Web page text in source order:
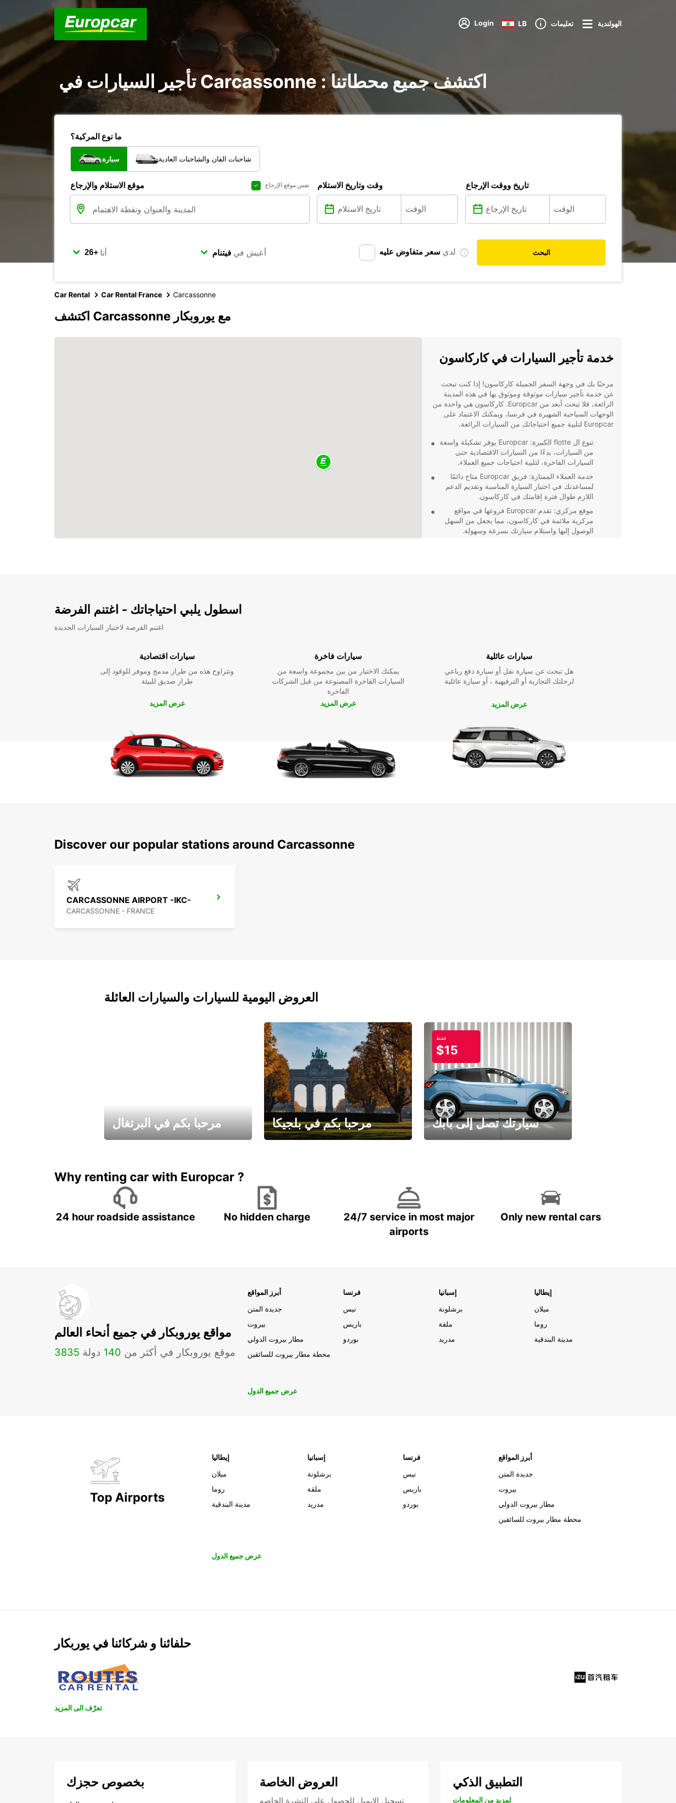
Login LB تعليمات الهولندية
تأجير السيارات في Carcassonne : اكتشف جميع محطاتنا
ما نوع المركبة؟
سيارة شاحنات الفان والشاحنات العادية
موقع الاستلام والإرجاع نفس موقع الإرجاع وقت وتاريخ الاستلام تاريخ ووقت الإرجاع
أنا أعيش في لدي سعر متفاوض عليه البحث
Car Rental Car Rental France Carcassonne
اكتشف Carcassonne مع يوروبكار
خدمة تأجير السيارات في كاركاسون
مرحبًا بك في وجهة السفر الجميلة كاركاسون! إذا كنت تبحث
عن خدمة تأجير سيارات موثوقة وموثوق بها في هذه المدينة
الرائعة، فلا تبحث أبعد من Europcar. كاركاسون هي واحدة من
الوجهات السياحية الشهيرة في فرنسا، ويمكنك الاعتماد على
Europcar لتلبية جميع احتياجاتك من السيارات الرائعة.
تنوع ال flotte الكبيرة: Europcar يوفر تشكيلة واسعة
من السيارات، بدءًا من السيارات الاقتصادية حتى
السيارات الفاخرة، لتلبية احتياجات جميع العملاء.
خدمة العملاء الممتازة: فريق Europcar متاح دائمًا
لمساعدتك في اختيار السيارة المناسبة وتقديم الدعم
اللازم طوال فترة إقامتك في كاركاسون.
موقع مركزي: تقدم Europcar فروعها في مواقع
مركزية ملائمة في كاركاسون، مما يجعل من السهل
الوصول إليها واستلام سيارتك بسرعة وسهولة.
اسطول يلبي احتياجاتك - اغتنم الفرضة
اغتنم الفرصة لاختبار السيارات الجديدة
سيارات اقتصادية
وتتراوح هذه من طراز مدمج وموفر للوقود إلى
طراز صديق للبيئة
عرض المزيد
سيارات فاخرة
يمكنك الاختيار من بين مجموعة واسعة من
السيارات الفاخرة المصنوعة من قبل الشركات
الفاخرة
عرض المزيد
سيارات عائلية
هل تبحث عن سيارة نقل أو سيارة دفع رباعي
لرحلتك التجارية أو الترفيهية ، أو سيارة عائلية
عرض المزيد
Discover our popular stations around Carcassonne
CARCASSONNE AIRPORT -IKC-
CARCASSONNE - FRANCE
العروض اليومية للسيارات والسيارات العائلة
مرحبا بكم في البرتغال مرحبا بكم في بلجيكا
فقط
$15
سيارتك تصل إلى بابك
Why renting car with Europcar ?
24 hour roadside assistance No hidden charge
24/7 service in most major
airports
Only new rental cars
مواقع يوروبكار في جميع أنحاء العالم
3835 موقع يوروبكار في أكثر من 140 دولة
أبرز المواقع
جديدة المتن
بيروت
مطار بيروت الدولي
محطة مطار بيروت للسائقين
فرنسا
نيس
باريس
بوردو
إسبانيا
برشلونة
ملقة
مدريد
إيطاليا
ميلان
روما
مدينة البندقية
عرض جميع الدول
Top Airports
إيطاليا
ميلان
روما
مدينة البندقية
إسبانيا
برشلونة
ملقة
مدريد
فرنسا
نيس
باريس
بوردو
أبرز المواقع
جديدة المتن
بيروت
مطار بيروت الدولي
محطة مطار بيروت للسائقين
عرض جميع الدول
حلفائنا و شركائنا في يوربكار
تعرّف الى المزيد
بخصوص حجزك العروض الخاصة
تسجيل الايميل للحصول علي النشرة الخاصه
التطبيق الذكي
لمزيد من المعلومات